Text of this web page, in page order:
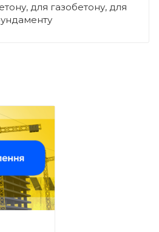
для газобетону, для